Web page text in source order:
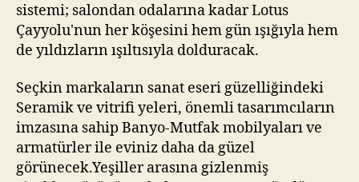
sistemi; salondan odalarına kadar Lotus
Çayyolu'nun her köşesini hem gün ışığıyla hem
de yıldızların ışıltısıyla dolduracak.
Seçkin markaların sanat eseri güzelliğindeki
Seramik ve vitrifi yeleri, önemli tasarımcıların
imzasına sahip Banyo-Mutfak mobilyaları ve
armatürler ile eviniz daha da güzel
görünecek.Yeşiller arasına gizlenmiş